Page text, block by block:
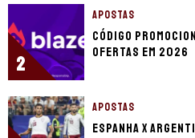
2
APOSTAS
Código
ofertas em 2026
APOSTAS
Espanha x